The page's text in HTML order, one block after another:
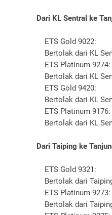
Dari KL Sentral ke
ETS Gold 9022:
Bertolak dari KL
ETS Platinum 9274:
Bertolak dari KL
ETS Gold 9420:
Bertolak dari KL
ETS Platinum 9176:
Bertolak dari KL
Dari Taiping ke
ETS Gold 9321:
Bertolak dari
ETS Platinum 9273:
Bertolak dari